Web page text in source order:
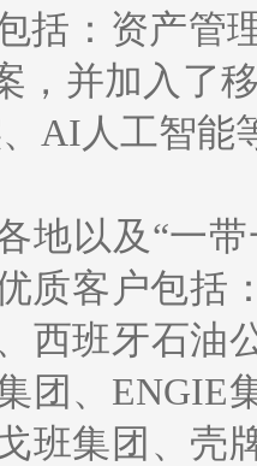
括：资产管
，并加入了
AI人工智能
地以及“一
质客户包括
西班牙石油
团、ENGIE
班集团、壳